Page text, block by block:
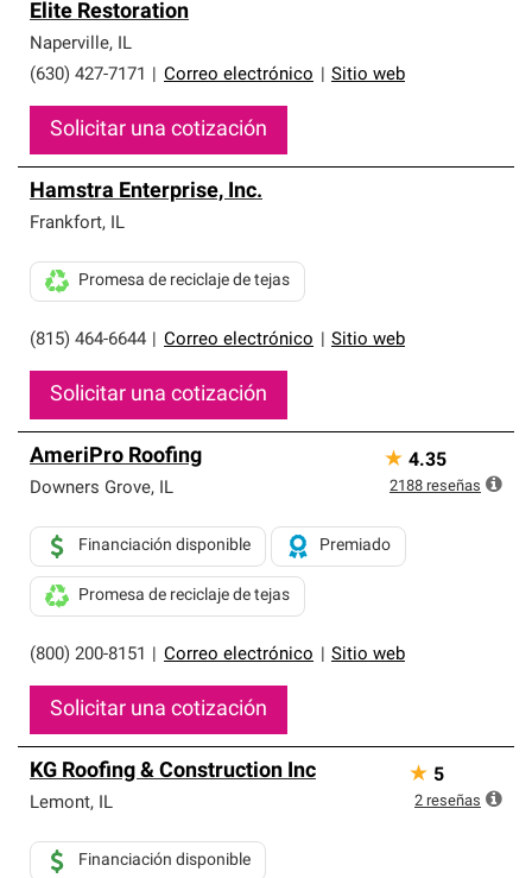
parte de una red exclusiva de profesionales de techos
que cumplen con altos estándares y requisitos estrictos
de profesionalismo y confiabilidad.
Elite Restoration
Naperville, IL
(630) 427-7171
Correo electrónico Sitio web
Solicitar una cotización
Hamstra Enterprise, Inc.
Frankfort, IL
(815) 464-6644 Correo electrónico Sitio web
Promesa de reciclaje de tejas
Solicitar una cotización
AmeriPro Roofing
Downers Grove, IL
(800) 200-8151 Correo electrónico Sitio web
Financiación disponible Premiado
Promesa de reciclaje de tejas
Solicitar una cotización
★ 4.35
2188 reseñas
KG Roofing & Construction Inc
Lemont, IL
Financiación disponible
★ 5
2 reseñas